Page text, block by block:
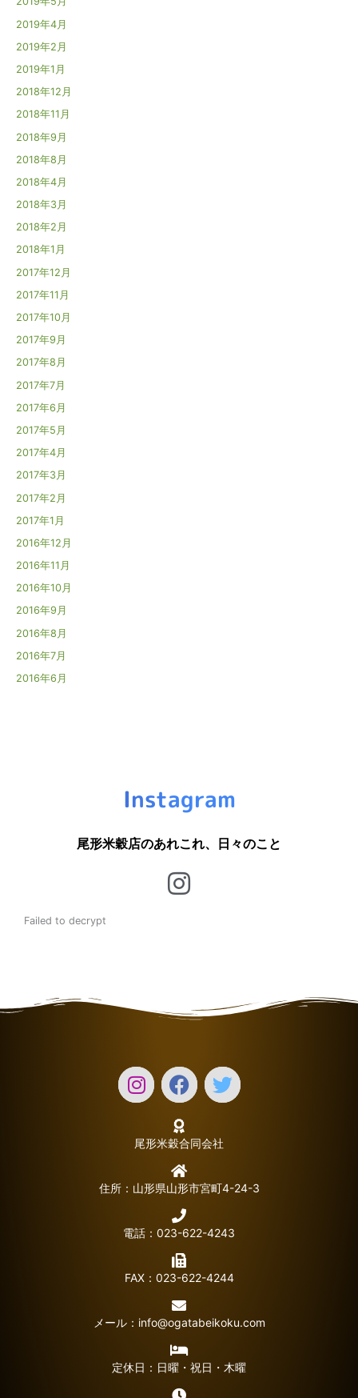
2019年4月
2019年2月
2019年1月
2018年12月
2018年11月
2018年9月
2018年8月
2018年4月
2018年3月
2018年2月
2018年1月
2017年12月
2017年11月
2017年10月
2017年9月
2017年8月
2017年7月
2017年6月
2017年5月
2017年4月
2017年3月
2017年2月
2017年1月
2016年12月
2016年11月
2016年10月
2016年9月
2016年8月
2016年7月
2016年6月
Instagram
尾形米穀店のあれこれ、日々のこと
Failed to decrypt
尾形米穀合同会社
住所：山形県山形市宮町4-24-3
電話：023-622-4243
FAX：023-622-4244
メール： info@ogatabeikoku.com
定休日：日曜・祝日・木曜